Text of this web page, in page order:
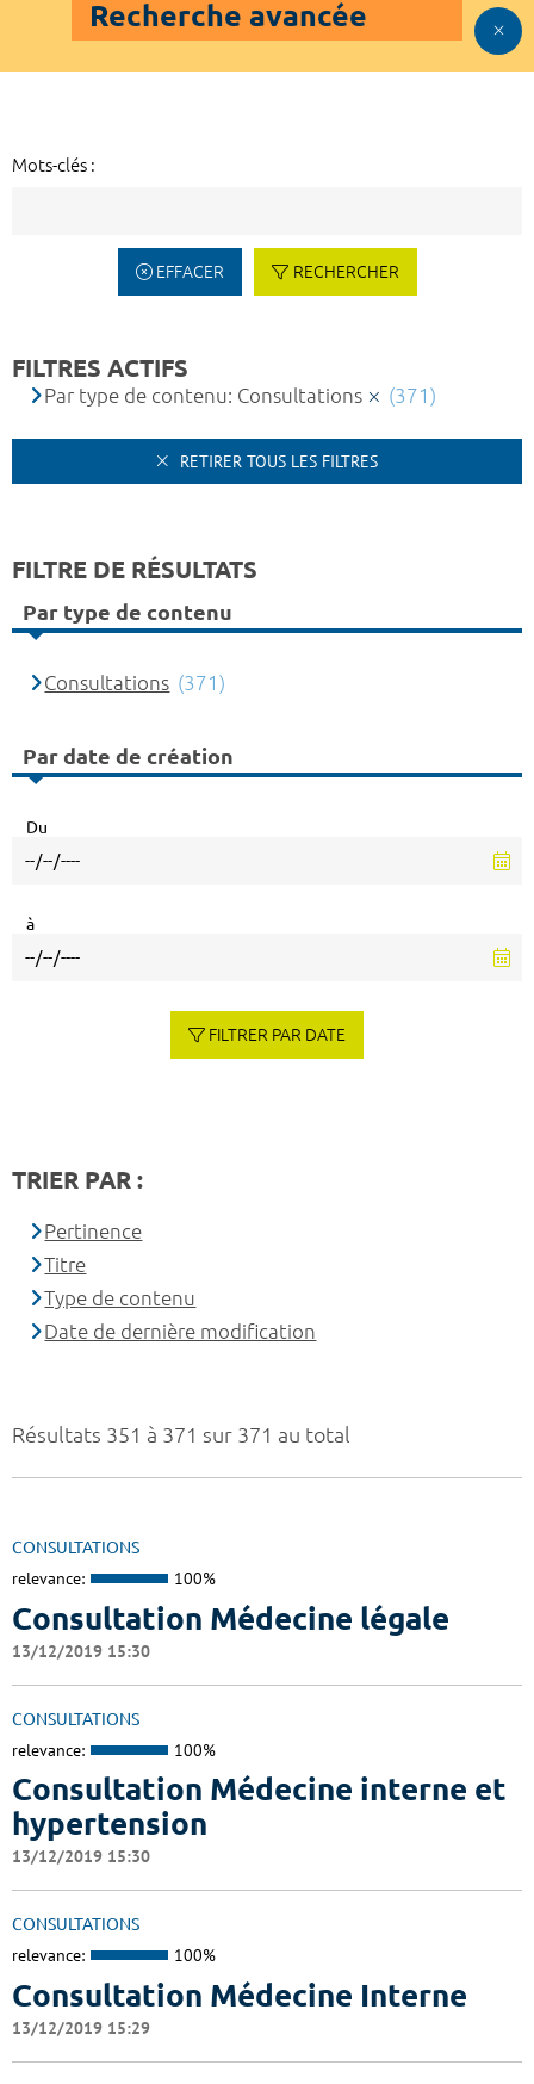
Recherche avancée
Mots-clés :
EFFACER RECHERCHER
Résultats 351 à 371 sur 371 au total
CONSULTATIONS
relevance: 100%
Consultation Médecine légale
13/12/2019 15:30
CONSULTATIONS
relevance: 100%
Consultation Médecine interne et
hypertension
13/12/2019 15:30
CONSULTATIONS
relevance: 100%
Consultation Médecine Interne
13/12/2019 15:29
FILTRES ACTIFS
Par type de contenu: Consultations (371)
RETIRER TOUS LES FILTRES
FILTRE DE RÉSULTATS
Par type de contenu
Consultations (371)
Par date de création
Du
à
FILTRER PAR DATE
TRIER PAR :
Pertinence
Titre
Type de contenu
Date de dernière modification